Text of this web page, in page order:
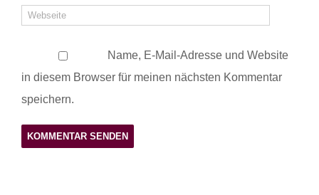
Name, E-Mail-Adresse und Website
in diesem Browser für meinen nächsten Kommentar
speichern.